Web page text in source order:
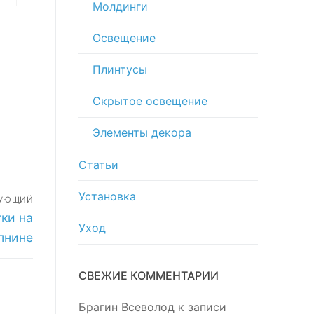
на
Молдинги
Освещение
Плинтусы
Скрытое освещение
Элементы декора
Статьи
Установка
Уход
СВЕЖИЕ КОММЕНТАРИИ
Брагин Всеволод к записи